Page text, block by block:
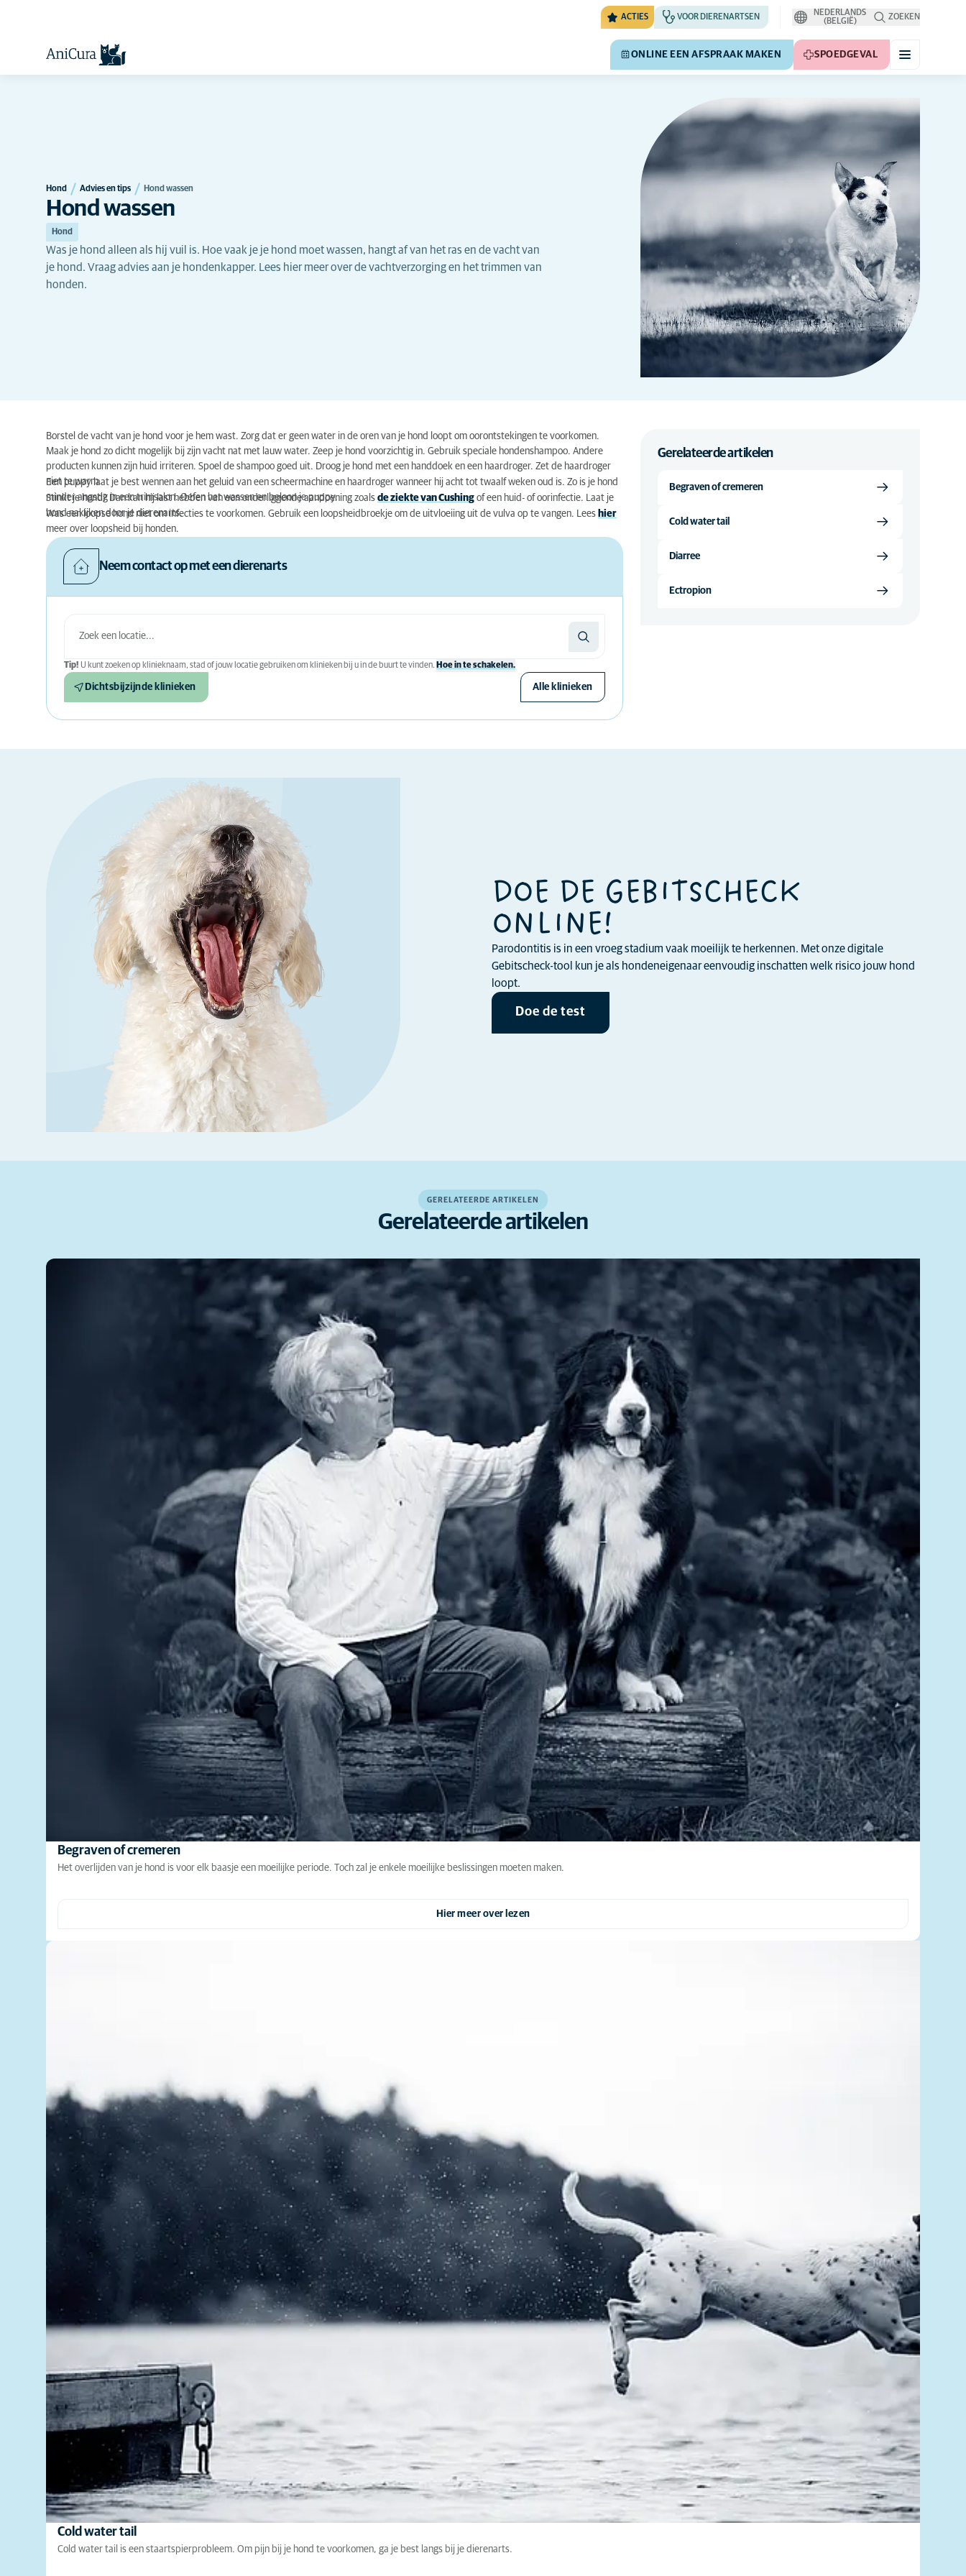
ACTIES VOOR DIERENARTSEN
NEDERLANDS
(BELGIË)
ZOEKEN
ONLINE EEN AFSPRAAK MAKEN SPOEDGEVAL
Hond Advies en tips Hond wassen
Hond wassen
Hond
Was je hond alleen als hij vuil is. Hoe vaak je je hond moet wassen, hangt af van het ras en de vacht van
je hond. Vraag advies aan je hondenkapper. Lees hier meer over de vachtverzorging en het trimmen van
honden.
Borstel de vacht van je hond voor je hem wast. Zorg dat er geen water in de oren van je hond loopt om oorontstekingen te voorkomen.
Maak je hond zo dicht mogelijk bij zijn vacht nat met lauw water. Zeep je hond voorzichtig in. Gebruik speciale hondenshampoo. Andere
producten kunnen zijn huid irriteren. Spoel de shampoo goed uit. Droog je hond met een handdoek en een haardroger. Zet de haardroger
niet te warm.
Een puppy laat je best wennen aan het geluid van een scheermachine en haardroger wanneer hij acht tot twaalf weken oud is. Zo is je hond
minder angstig in een trimsalon. Oefen het wassen en beloon je puppy.
Stinkt je hond? Dan kan hij last hebben van een onderliggende aandoening zoals de ziekte van Cushing of een huid- of oorinfectie. Laat je
hond nakijken door je dierenarts.
Was een loopse hond niet om infecties te voorkomen. Gebruik een loopsheidbroekje om de uitvloeiing uit de vulva op te vangen. Lees hier
meer over loopsheid bij honden.
Neem contact op met een dierenarts
Tip! U kunt zoeken op klinieknaam, stad of jouw locatie gebruiken om klinieken bij u in de buurt te vinden. Hoe in te schakelen.
Dichtsbijzijnde klinieken Alle klinieken
Gerelateerde artikelen
Begraven of cremeren
Cold water tail
Diarree
Ectropion
DOE DE GEBITSCHECK
ONLINE!
Parodontitis is in een vroeg stadium vaak moeilijk te herkennen. Met onze digitale
Gebitscheck-tool kun je als hondeneigenaar eenvoudig inschatten welk risico jouw hond
loopt.
Doe de test
GERELATEERDE ARTIKELEN
Gerelateerde artikelen
Begraven of cremeren
Het overlijden van je hond is voor elk baasje een moeilijke periode. Toch zal je enkele moeilijke beslissingen moeten maken.
Hier meer over lezen
Cold water tail
Cold water tail is een staartspierprobleem. Om pijn bij je hond te voorkomen, ga je best langs bij je dierenarts.